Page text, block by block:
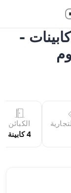
غوليت بطول 22 متر - 4 كابينات -
الكبائن
4 كابينة